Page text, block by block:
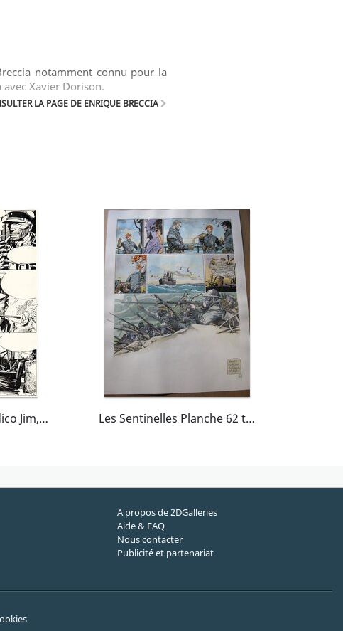
notamment connu pour la
Xavier Dorison.
LA PAGE DE ENRIQUE BRECCIA
Breccia Enrique, Indico Jim, La diosa tiburón, chapitre 2, planche n°2, 1989. Les Sentinelles Planche 62 tome 3 AVRIL 1915 YPRES
A propos de 2DGalleries
Aide & FAQ
Nous contacter
Publicité et partenariat